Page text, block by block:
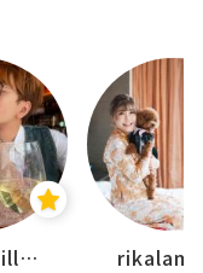
思思賢 ChillMyBabe